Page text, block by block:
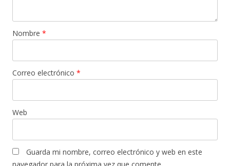
Nombre *
Correo electrónico *
Web
Guarda mi nombre, correo electrónico y web en este